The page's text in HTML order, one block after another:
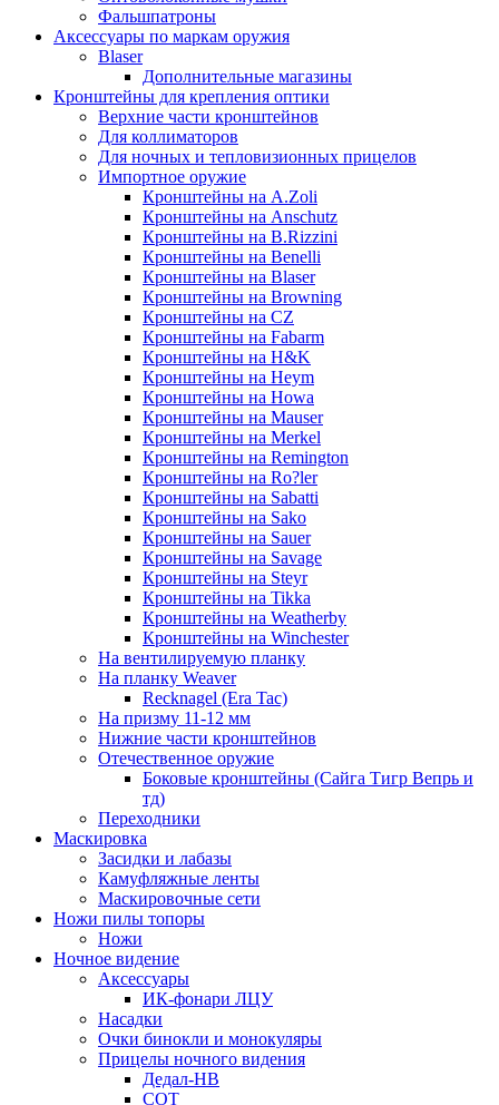
Фальшпатроны
Аксессуары по маркам оружия
Blaser
Дополнительные магазины
Кронштейны для крепления оптики
Верхние части кронштейнов
Для коллиматоров
Для ночных и тепловизионных прицелов
Импортное оружие
Кронштейны на A.Zoli
Кронштейны на Anschutz
Кронштейны на B.Rizzini
Кронштейны на Benelli
Кронштейны на Blaser
Кронштейны на Browning
Кронштейны на CZ
Кронштейны на Fabarm
Кронштейны на H&K
Кронштейны на Heym
Кронштейны на Howa
Кронштейны на Mauser
Кронштейны на Merkel
Кронштейны на Remington
Кронштейны на Ro?ler
Кронштейны на Sabatti
Кронштейны на Sako
Кронштейны на Sauer
Кронштейны на Savage
Кронштейны на Steyr
Кронштейны на Tikka
Кронштейны на Weatherby
Кронштейны на Winchester
На вентилируемую планку
На планку Weaver
Recknagel (Era Tac)
На призму 11-12 мм
Нижние части кронштейнов
Отечественное оружие
Боковые кронштейны (Сайга Тигр Вепрь и
тд)
Переходники
Маскировка
Засидки и лабазы
Камуфляжные ленты
Маскировочные сети
Ножи пилы топоры
Ножи
Ночное видение
Аксессуары
ИК-фонари ЛЦУ
Насадки
Очки бинокли и монокуляры
Прицелы ночного видения
Дедал-НВ
СОТ